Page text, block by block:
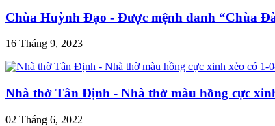
Chùa Huỳnh Đạo - Được mệnh danh “Chùa
16 Tháng 9, 2023
Nhà thờ Tân Định - Nhà thờ màu hồng cực
02 Tháng 6, 2022